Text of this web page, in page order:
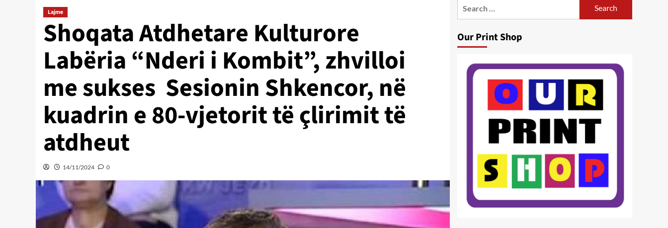
Lajme
Shoqata Atdhetare Kulturore
Labëria “Nderi i Kombit”, zhvilloi
me sukses Sesionin Shkencor, në
kuadrin e 80-vjetorit të çlirimit të
atdheut
14/11/2024 0
Our Print Shop